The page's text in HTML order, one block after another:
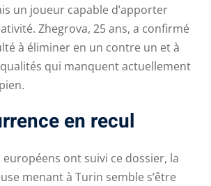
un joueur capable d’apporter
Zhegrova, 25 ans, a confirmé
à éliminer en un contre un et à
qui manquent actuellement
en recul
ont suivi ce dossier, la
menant à Turin semble s’être